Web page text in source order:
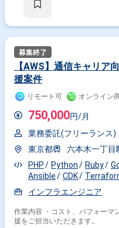
頼性を高める活動をしています。 あなたが興味のある分野に、技術を駆使
適な頻度を都度相談して決めて
チームが多いです 【使用する想定の技術、スキル】 ・GCP、AWSを利用
した開発/運用 ・Dockerや
用 ・大規模データベース（
の運用 ・Ansible、Terraform等
Go、Pythonを利用したソフトウ
発/運用 ・BGP、OSPF等を利用
【AWS】通信キャリア
援案件
リモート可 オンライン
750,000円/月
業務委託(フリーランス)
東京都
六本木一丁目
PHP
Python Ruby
Ansible
CDK
インフラエンジニア
作業内容 ・コスト、パフォーマ
援をご担当いただきます。